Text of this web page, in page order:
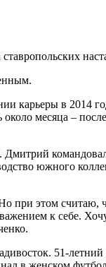
карьеры в 2014
месяца –
южного
этом считаю,
к себе.
51-